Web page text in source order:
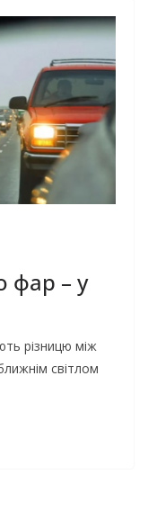
фар – у
різницю між
світлом